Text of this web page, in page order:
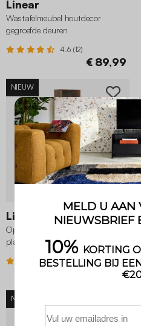
Linear
Wastafelmeubel houtdecor
gegroefde deuren
4.6 (12)
€ 89,99
NIEUW
Linear
Opbergkolom met houtdecor 3
planken 2 lades
4.4 (11)
€ 79,99
NIEUW